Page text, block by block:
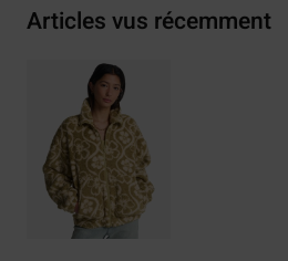
Articles vus récemment